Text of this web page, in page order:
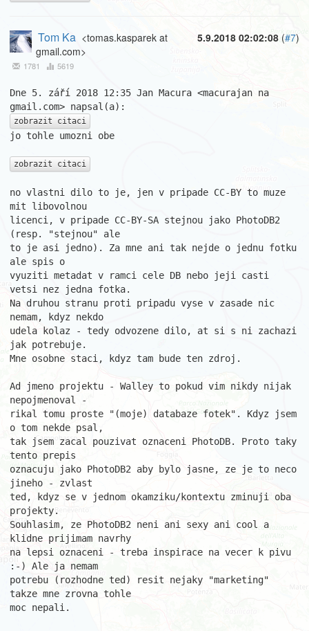
5.9.2018 02:02:08 (#7)
Tom Ka <tomas.kasparek at
gmail.com>
1781 5619
Dne 5. září 2018 12:35 Jan Macura <macurajan na
zobrazit citaci
jo tohle umozni obe
zobrazit citaci
no vlastni dilo to je, jen v pripade CC-BY to muze
mit libovolnou
licenci, v pripade CC-BY-SA stejnou jako PhotoDB2
(resp. "stejnou" ale
to je asi jedno). Za mne ani tak nejde o jednu fotku
ale spis o
vyuziti metadat v ramci cele DB nebo jeji casti
vetsi nez jedna fotka.
Na druhou stranu proti pripadu vyse v zasade nic
nemam, kdyz nekdo
udela kolaz - tedy odvozene dilo, at si s ni zachazi
jak potrebuje.
Mne osobne staci, kdyz tam bude ten zdroj.
Ad jmeno projektu - Walley to pokud vim nikdy nijak
nepojmenoval -
rikal tomu proste "(moje) databaze fotek". Kdyz jsem
o tom nekde psal,
tak jsem zacal pouzivat oznaceni PhotoDB. Proto taky
tento prepis
oznacuju jako PhotoDB2 aby bylo jasne, ze je to neco
jineho - zvlast
ted, kdyz se v jednom okamziku/kontextu zminuji oba
projekty.
Souhlasim, ze PhotoDB2 neni ani sexy ani cool a
klidne prijimam navrhy
na lepsi oznaceni - treba inspirace na vecer k pivu
:-) Ale ja nemam
potrebu (rozhodne ted) resit nejaky "marketing"
takze mne zrovna tohle
moc nepali.